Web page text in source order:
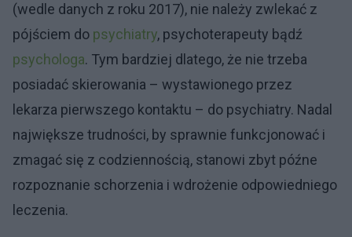
(wedle danych z roku 2017), nie należy zwlekać z
pójściem do psychiatry, psychoterapeuty bądź
psychologa. Tym bardziej dlatego, że nie trzeba
posiadać skierowania – wystawionego przez
lekarza pierwszego kontaktu – do psychiatry. Nadal
największe trudności, by sprawnie funkcjonować i
zmagać się z codziennością, stanowi zbyt późne
rozpoznanie schorzenia i wdrożenie odpowiedniego
leczenia.